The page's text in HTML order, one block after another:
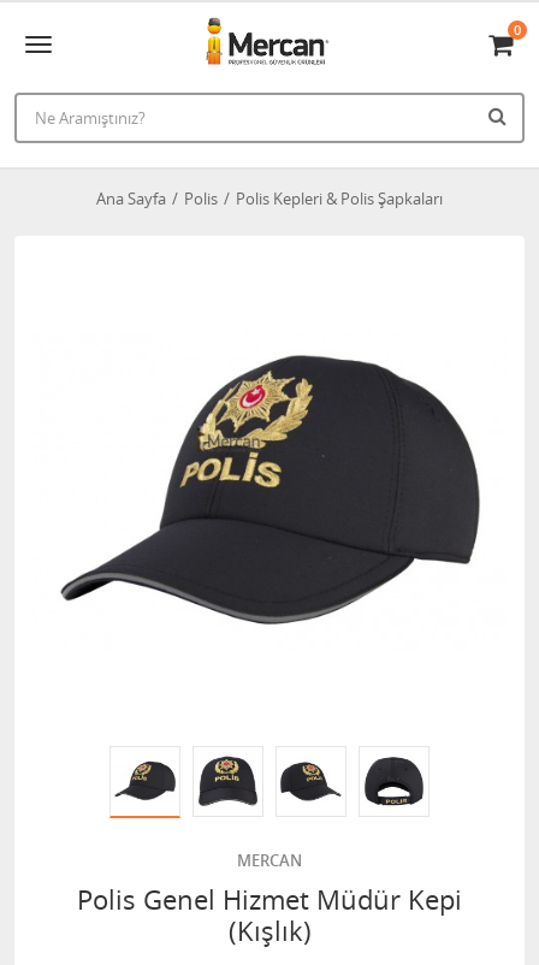
0
Ana Sayfa Polis Polis Kepleri & Polis Şapkaları
MERCAN
Polis Genel Hizmet Müdür Kepi
(Kışlık)